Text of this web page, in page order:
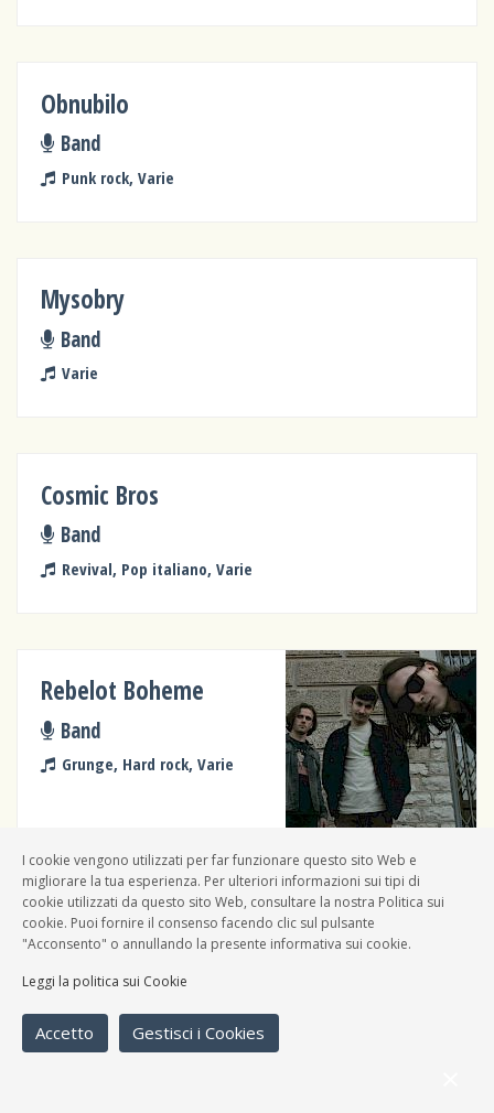
Obnubilo
Band
Punk rock, Varie
Mysobry
Band
Varie
Cosmic Bros
Band
Revival, Pop italiano, Varie
Rebelot Boheme
Band
Grunge, Hard rock, Varie
Ihssane
Varie
I cookie vengono utilizzati per far funzionare questo sito Web e
migliorare la tua esperienza. Per ulteriori informazioni sui tipi di
cookie utilizzati da questo sito Web, consultare la nostra Politica sui
cookie. Puoi fornire il consenso facendo clic sul pulsante
"Acconsento" o annullando la presente informativa sui cookie.
Leggi la politica sui Cookie
Accetto Gestisci i Cookies